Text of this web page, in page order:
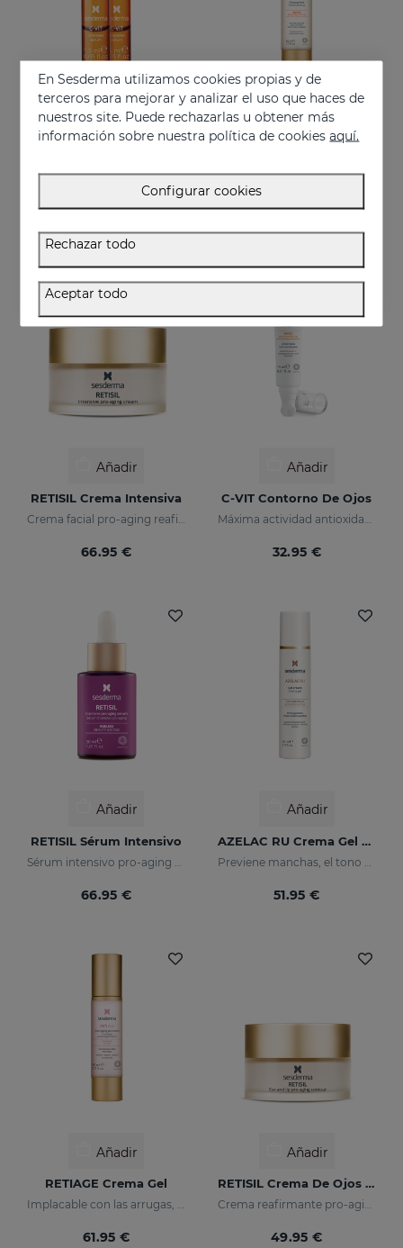
Añadir
Ampollas efecto flash con vitamina C
25.95 €
Añadir
50.95 €
BEST SELLER
Añadir
RETISIL Crema Intensiva
Crema facial pro-aging reafirmante y reductora de arrugas
66.95 €
Añadir
C-VIT Contorno De Ojos
Máxima actividad antioxidante
32.95 €
Añadir
RETISIL Sérum Intensivo
66.95 €
Añadir
AZELAC RU Crema Gel Despigmentante
51.95 €
Añadir
RETIAGE Crema Gel
Implacable con las arrugas, delicado con tu piel
61.95 €
Añadir
RETISIL Crema De Ojos Y Labios
Crema reafirmante pro-aging para el contorno de ojos y labios
49.95 €
En Sesderma utilizamos cookies propias y de
terceros para mejorar y analizar el uso que haces de
nuestros site. Puede rechazarlas u obtener más
información sobre nuestra política de cookiesaquí.
Configurar cookies
Rechazar todo
Aceptar todo